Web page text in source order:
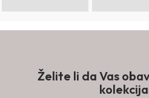
Želite li da Vas